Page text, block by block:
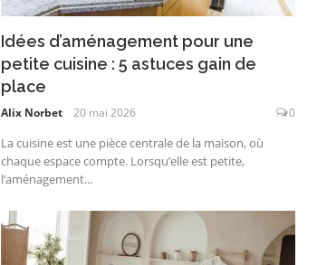
Idées d’aménagement pour une
petite cuisine : 5 astuces gain de
place
Alix Norbet 20 mai 2026 0
La cuisine est une pièce centrale de la maison, où
chaque espace compte. Lorsqu’elle est petite,
l’aménagement...